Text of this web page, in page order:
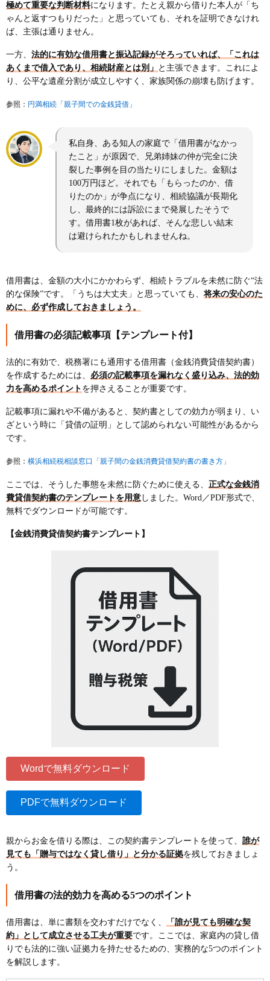
極めて重要な判断材料になります。たとえ親から借りた本人が「ち
ゃんと返すつもりだった」と思っていても、それを証明できなけれ
ば、主張は通りません。
一方、 法的に有効な借用書と振込記録がそろっていれば、「これは
あくまで借入であり、相続財産とは別」 と主張できます。これによ
り、公平な遺産分割が成立しやすく、家族関係の崩壊も防げます。
参照： 円満相続「親子間での金銭貸借」
私自身、ある知人の家庭で「借用書がなかっ
たこと」が原因で、兄弟姉妹の仲が完全に決
裂した事例を目の当たりにしました。金額は
100万円ほど。それでも「もらったのか、借
りたのか」が争点になり、相続協議が長期化
し、最終的には訴訟にまで発展したそうで
す。借用書1枚があれば、そんな悲しい結末
は避けられたかもしれませんね。
借用書は、金額の大小にかかわらず、相続トラブルを未然に防ぐ“法
的な保険”です。「うちは大丈夫」と思っていても、将来の安心のた
めに、必ず作成しておきましょう。
借用書の必須記載事項【テンプレート付】
法的に有効で、税務署にも通用する借用書（金銭消費貸借契約書）
を作成するためには、 必須の記載事項を漏れなく盛り込み、法的効
力を高めるポイント を押さえることが重要です。
記載事項に漏れや不備があると、契約書としての効力が弱まり、い
ざという時に「貸借の証明」として認められない可能性があるから
です。
参照： 横浜相続税相談窓口「親子間の金銭消費貸借契約書の書き方」
ここでは、そうした事態を未然に防ぐために使える、 正式な金銭消
費貸借契約書のテンプレートを用意 しました。Word／PDF形式で、
無料でダウンロードが可能です。
【金銭消費貸借契約書テンプレート】
Wordで無料ダウンロード
PDFで無料ダウンロード
親からお金を借りる際は、この契約書テンプレートを使って、 誰が
見ても「贈与ではなく貸し借り」と分かる証拠を残しておきましょ
う。
借用書の法的効力を高める5つのポイント
借用書は、単に書類を交わすだけでなく、
「誰が見ても明確な契
約」として成立させる工夫が重要です。ここでは、家庭内の貸し借
りでも法的に強い証拠力を持たせるための、実務的な5つのポイント
を解説します。